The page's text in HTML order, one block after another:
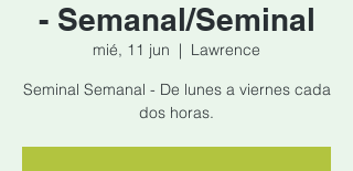
- Semanal/Seminal
mié, 11 jun
  |
Lawrence
Seminal Semanal - De lunes a viernes cada
dos horas.